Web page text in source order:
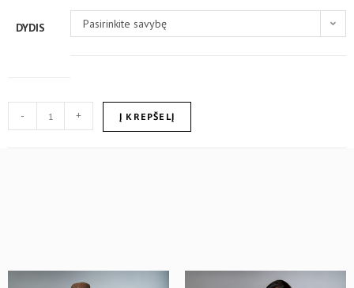
DYDIS Pasirinkite savybę
- + Į KREPŠELĮ